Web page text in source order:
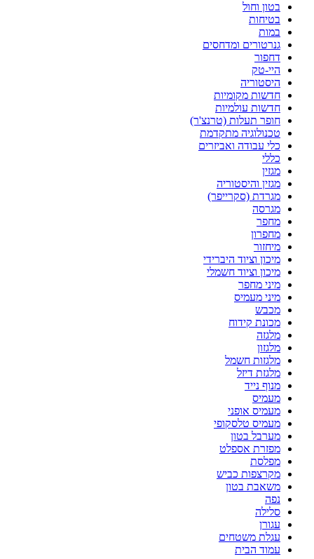
בטון וחול
בטיחות
במות
גנרטורים ומדחסים
דחפור
היי-טק
היסטוריה
חדשות מקומיות
חדשות עולמיות
חופר תעלות (טרנצ'ר)
טכנולוגיה מתקדמת
כלי עבודה ואביזרים
כללי
מגזין
מגזין והיסטוריה
מגרדת (סקרייפר)
מגרסה
מחפר
מחפרון
מיחזור
מיכון וציוד היברידי
מיכון וציוד חשמלי
מיני מחפר
מיני מעמיס
מכבש
מכונת קידוח
מלגזה
מלגזון
מלגזות חשמל
מלגזת דיזל
מנוף נייד
מעמיס
מעמיס אופני
מעמיס טלסקופי
מערבל בטון
מפזרת אספלט
מפלסת
מקרצפות כביש
משאבת בטון
נפה
סלילה
עגורן
עגלת משטחים
עמוד הבית